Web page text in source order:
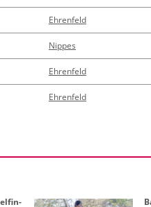
Ehrenfeld
Nippes
Ehrenfeld
Ehrenfeld